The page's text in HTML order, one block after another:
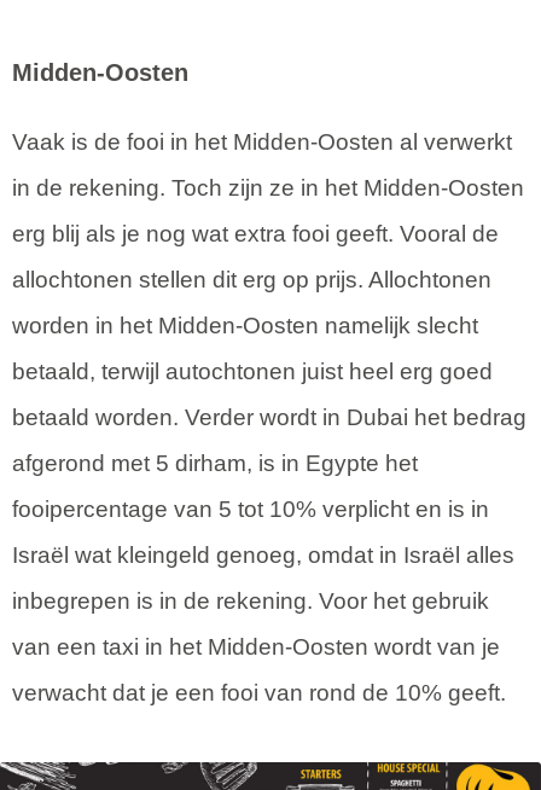
Midden-Oosten
Vaak is de fooi in het Midden-Oosten al verwerkt
in de rekening. Toch zijn ze in het Midden-Oosten
erg blij als je nog wat extra fooi geeft. Vooral de
allochtonen stellen dit erg op prijs. Allochtonen
worden in het Midden-Oosten namelijk slecht
betaald, terwijl autochtonen juist heel erg goed
betaald worden. Verder wordt in Dubai het bedrag
afgerond met 5 dirham, is in Egypte het
fooipercentage van 5 tot 10% verplicht en is in
Israël wat kleingeld genoeg, omdat in Israël alles
inbegrepen is in de rekening. Voor het gebruik
van een taxi in het Midden-Oosten wordt van je
verwacht dat je een fooi van rond de 10% geeft.